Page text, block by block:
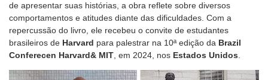
de apresentar suas histórias, a obra reflete sobre diversos
comportamentos e atitudes diante das dificuldades. Com a
repercussão do livro, ele recebeu o convite de estudantes
brasileiros de Harvard para palestrar na 10ª edição da Brazil
Conferecen Harvard& MIT , em 2024, nos Estados Unidos